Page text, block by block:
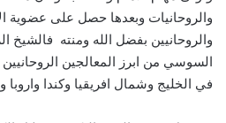
والروحانيات وبعدها حصل على عضوية
والروحانيين بفضل الله ومنته فالشيخ
السوسي من ابرز المعالجين
في الخليج وشمال افريقيا وكندا واروبا